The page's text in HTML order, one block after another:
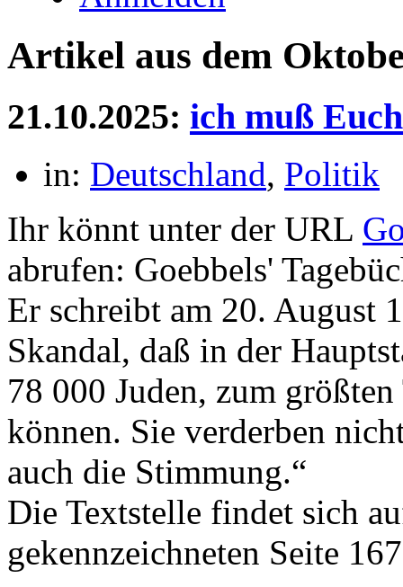
Artikel aus dem
21.10.2025: ich muß
in: Deutschland, Politik
Ihr könnt unter der URL
abrufen: Goebbels'
Er schreibt am 20. August
Skandal, daß in der
78 000 Juden, zum
können. Sie verderben
auch die Stimmung.“
Die Textstelle findet sich
gekennzeichneten Seite